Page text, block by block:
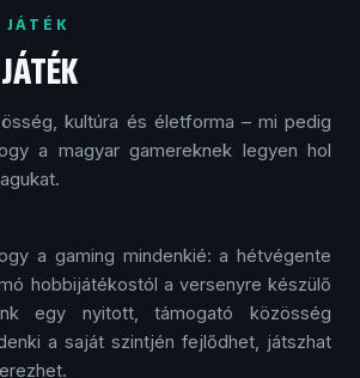
kultúra és életforma – mi pedig
a magyar gamereknek legyen hol
a gaming mindenkié: a hétvégente
hobbi­játékostól a versenyre készülő
egy nyitott, támogató közösség
a saját szintjén fejlődhet, játszhat